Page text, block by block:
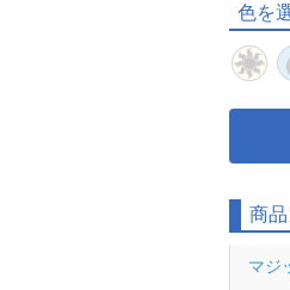
色を
商
マジ